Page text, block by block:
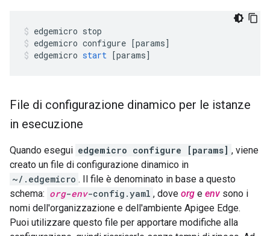
edgemicro stop
edgemicro configure [params]
edgemicro start [params]
File di configurazione dinamico per le istanze
in esecuzione
Quando esegui edgemicro configure [params] , viene
creato un file di configurazione dinamico in
~/.edgemicro . Il file è denominato in base a questo
schema: org-env-config.yaml , dove org e env sono i
nomi dell'organizzazione e dell'ambiente Apigee Edge.
Puoi utilizzare questo file per apportare modifiche alla